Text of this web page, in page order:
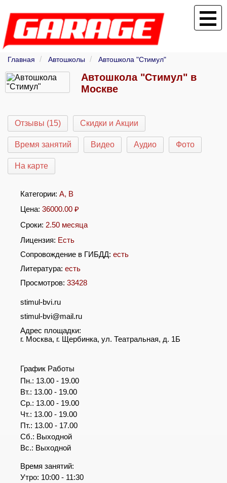
Главная Автошколы Автошкола "Стимул"
Автошкола "Стимул" в
Москве
Отзывы (15) Скидки и Акции
Время занятий Видео Аудио Фото
На карте
Категории: A, B
Цена: 36000.00 ₽
Сроки: 2.50 месяца
Лицензия: Есть
Сопровождение в ГИБДД: есть
Литература: есть
Просмотров: 33428
stimul-bvi.ru
stimul-bvi@mail.ru
Адрес площадки:
г. Москва, г. Щербинка, ул. Театральная, д. 1Б
График Работы
Пн.: 13.00 - 19.00
Вт.: 13.00 - 19.00
Ср.: 13.00 - 19.00
Чт.: 13.00 - 19.00
Пт.: 13.00 - 17.00
Сб.: Выходной
Вс.: Выходной
Время занятий:
Утро: 10:00 - 11:30